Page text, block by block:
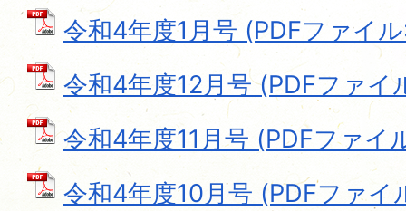
令和4年度1月号 (PDFファイ
令和4年度12月号 (PDFファイ
令和4年度11月号 (PDFファイ
令和4年度10月号 (PDFファイ